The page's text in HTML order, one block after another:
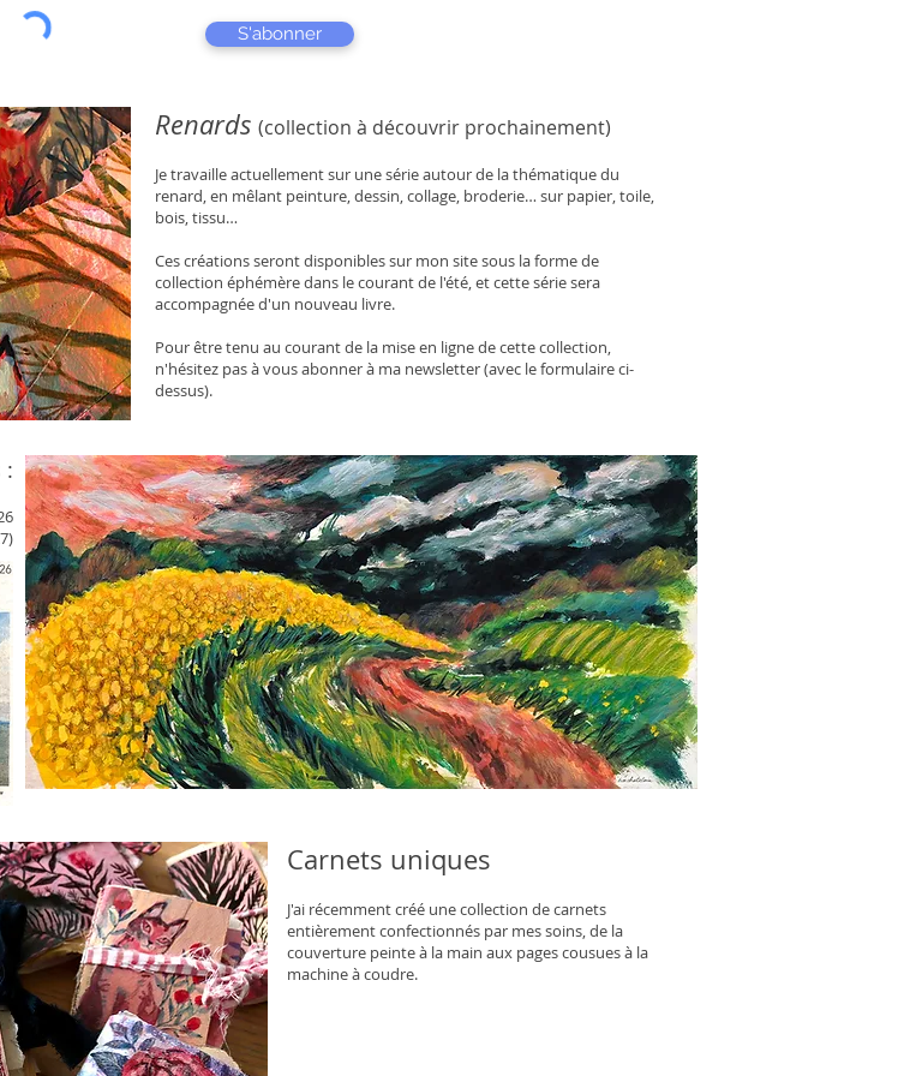
S'abonner
Renards (collection à découvrir prochainement)
Je travaille actuellement sur une série autour de la thématique du
renard, en mêlant peinture, dessin, collage, broderie… sur papier, toile,
bois, tissu…
Ces créations seront disponibles sur mon site sous la forme de
collection éphémère dans le courant de l'été, et cette série sera
accompagnée d'un nouveau livre.
Pour être tenu au courant de la mise en ligne de cette collection,
n'hésitez pas à vous abonner à ma newsletter (avec le formulaire ci-
dessus).
:
Carnets uniques
J'ai récemment créé une collection de carnets
entièrement confectionnés par mes soins, de la
couverture peinte à la main aux pages cousues à la
machine à coudre.